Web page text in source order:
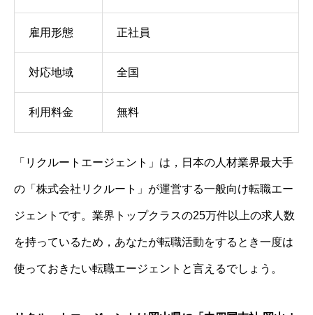
雇用形態 正社員
対応地域 全国
利用料金 無料
「リクルートエージェント」は，日本の人材業界最大手
の「株式会社リクルート」が運営する一般向け転職エー
ジェントです。業界トップクラスの25万件以上の求人数
を持っているため，あなたが転職活動をするとき一度は
使っておきたい転職エージェントと言えるでしょう。